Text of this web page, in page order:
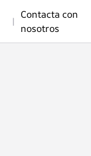
|
Contacta con
nosotros